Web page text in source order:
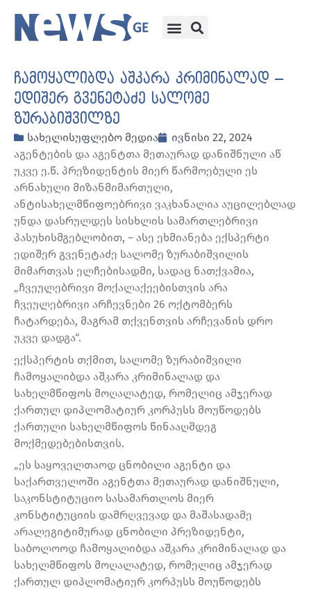
ჩამოყალიბდა აშკარა კრიმინალად –
ედიშერ გვენეტაძე სალომე
ზურაბიშვილზე
სახელისუფლებო მედია
ივნისი 22, 2024
აგენტების და აგენტთა მეთაურად დანიშნული აწ
უკვე ე.წ. პრეზიდენტის მიერ წარმოებული ეს
არნახული მიზანმიმართული,
ანტისახელმწიფოებრივი ვაკხანალია აუცილებლად
უნდა დასრულდეს სისხლის სამართლებრივი
პასუხისმგებლობით, – ასე ეხმიანება ექსპერტი
ედიშერ გვენეტაძე სალომე ზურაბიშვილის
მიმართვას ელჩებისადმი, სადაც ნათქვამია,
„ჩვეულებრივი მოქალაქეებისთვის არა
ჩვეულებრივი არჩევნები 26 ოქტომბერს
ჩატარდება, მაგრამ თქვენთვის არჩევანის დრო
უკვე დადგა“.
ექსპერტის თქმით, სალომე ზურაბიშვილი
ჩამოყალიბდა აშკარა კრიმინალად და
სახელმწიფოს მოღალატედ, რომელიც ამჯერად
ქართულ დიპლომატიურ კორპუსს მოუწოდებს
ქართული სახელმწიფოს წინააღმდეგ
მოქმედებებისთვის.
„ეს საყოველთაოდ ცნობილი აგენტი და
საქართველოში აგენტთა მეთაურად დანიშნული,
საკონსტიტუციო სასამართლოს მიერ
კონსტიტუციის დამრღვევად და მაშასადამე
არალეგიტიმურად ცნობილი პრეზიდენტი,
საბოლოოდ ჩამოყალიბდა აშკარა კრიმინალად და
სახელმწიფოს მოღალატედ, რომელიც ამჯერად
ქართულ დიპლომატიურ კორპუსს მოუწოდებს